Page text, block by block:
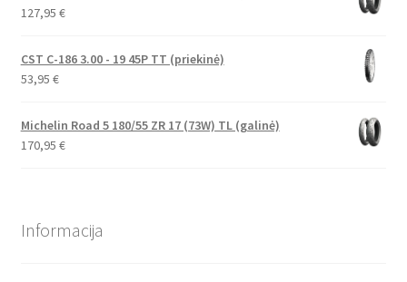
127,95 €
CST C-186 3.00 - 19 45P TT (priekinė)
53,95 €
Michelin Road 5 180/55 ZR 17 (73W) TL (galinė)
170,95 €
Informacija